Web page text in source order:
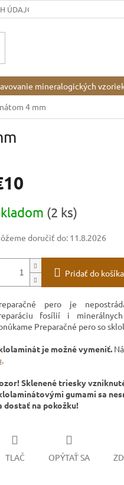
ÚDAJOV
mineralogických
4 mm
(2 ks)
doručiť do: 11.8.2026
Pridať do košíka
pero je
fosílií i
Preparačné pero so
je možné vymeniť.
.
Sklenené triesky
gumami sa
dostať na pokožku!
TLAČ OPÝTAŤ SA